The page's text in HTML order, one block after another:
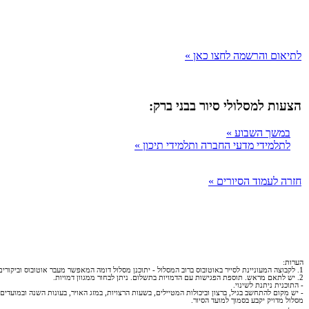
לתיאום והרשמה לחצו כאן »
הצעות למסלולי סיור בבני ברק:
במשך השבוע »
לתלמידי מדעי החברה ותלמידי תיכון »
חזרה לעמוד הסיורים »
הערות:
1. לקבוצה המעוניינת לסייר באוטובוס ברוב המסלול - יתוכנן מסלול דומה המאפשר מעבר אוטובוס וביקורים באתרים ייחודיים נוספים.
2. יש לתאם מראש. תוספת הפגישות עם הדמויות בתשלום. ניתן לבחור ממגוון דמויות.
- התוכנית ניתנת לשינוי.
- יש מקום להתחשב בגיל, ברצון וביכולות המטיילים, בשעות הרצויות, במזג האויר, בעונות השנה ובמועדים
מסלול מדויק יקבע בסמוך למועד הסיור.